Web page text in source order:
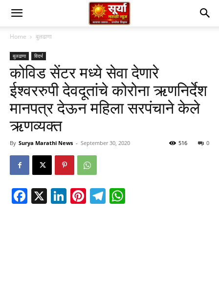
Home बुलढाणा
बुलढाणा विदर्भ
कोविड सेंटर मध्ये सेवा देणारे
ईश्वररुपी देवदूतांचे कोरोना ऋणनिर्देश
मानपत्र देऊन महिला सरपंचाने केले
ऋणव्यक्त
By Surya Marathi News - September 30, 2020 0
516
Facebook
X LinkedIn
Pinterest
Telegram